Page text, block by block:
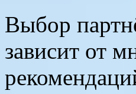
Выбор
зависит от